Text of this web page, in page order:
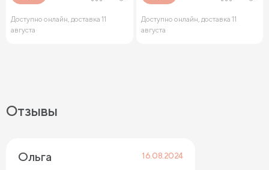
Доступно онлайн, доставка 11
августа
Доступно онлайн, доставка 11
августа
Отзывы
Ольга 16.08.2024